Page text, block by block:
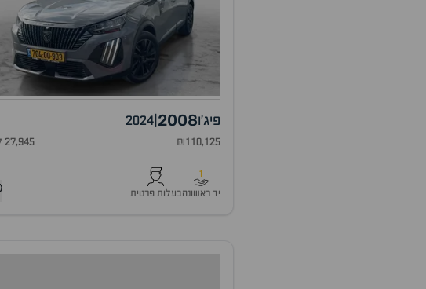
פיג'ו2008
|
2024
₪110,125 27,945 ק"מ
1
יד ראשונהבעלות פרטית